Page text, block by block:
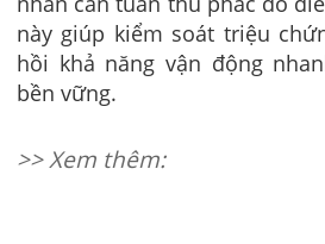
này giúp kiểm soát triệu
hồi khả năng vận động
bền vững.
>> Xem thêm: